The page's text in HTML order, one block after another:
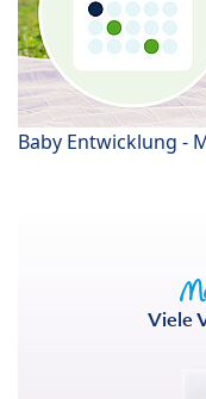
Baby Entwicklung -
Viele